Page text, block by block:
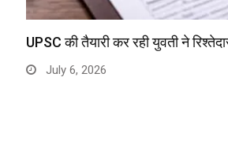
UPSC की तैयारी कर रही युवती ने रिश्तेदार…
July 6, 2026